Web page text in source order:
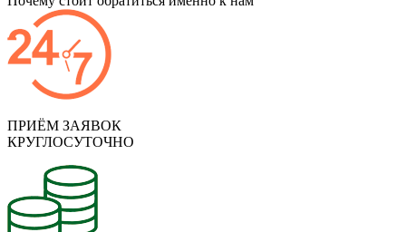
ПРИЁМ ЗАЯВОК
КРУГЛОСУТОЧНО